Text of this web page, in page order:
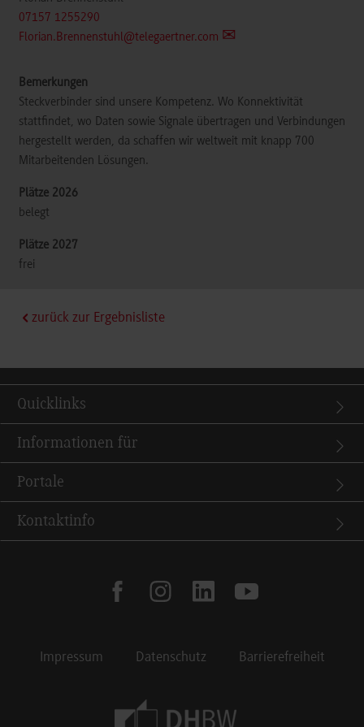
07157 1255290
Florian.Brennenstuhl@telegaertner.com
Steckverbinder sind unsere Kompetenz. Wo Konnektivität
stattfindet, wo Daten sowie Signale übertragen und Verbindungen
hergestellt werden, da schaffen wir weltweit mit knapp 700
Mitarbeitenden Lösungen.
belegt
frei
zurück zur Ergebnisliste
Quicklinks
Informationen für
Portale
Kontaktinfo
facebookinstagramlinkedinyoutube
Impressum Datenschutz Barrierefreiheit